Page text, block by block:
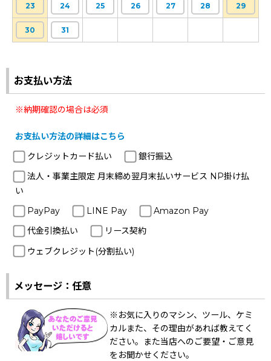
23 24 25 26 27 28 29
30 31
お支払い方法
※納期確認の場合は必須
お支払い方法の詳細はこちら
クレジットカード払い
銀行振込
法人・事業主限定 月末締め翌月末払いサービス NP掛け払
い
PayPay
LINE Pay
Amazon Pay
代金引換払い
リース契約
ウェブクレジット(分割払い)
メッセージ：任意
※お気に入りのマシン、ツール、ケミ
カルまた、その理由があれば教えてく
ださい。また当店へのご要望・ご意見
をお聞かせください。